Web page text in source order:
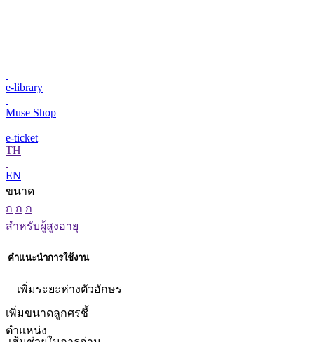
e-library
Muse Shop
e-ticket
TH
EN
ขนาด
ก ก ก
สำหรับผู้สูงอายุ
คำแนะนำการใช้งาน
เพิ่มระยะห่างตัวอักษร
เพิ่มขนาดลูกศรชี้
ตำแหน่ง